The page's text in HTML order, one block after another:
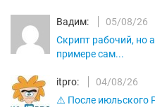
Вадим:
05/08/26
Скрипт рабочий, но
примере сам...
itpro:
04/08/26
⚠️ После июльского